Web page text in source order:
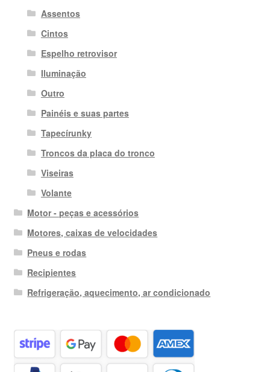
Assentos
Cintos
Espelho retrovisor
Iluminação
Outro
Painéis e suas partes
Tapecírunky
Troncos da placa do tronco
Viseiras
Volante
Motor - peças e acessórios
Motores, caixas de velocidades
Pneus e rodas
Recipientes
Refrigeração, aquecimento, ar condicionado